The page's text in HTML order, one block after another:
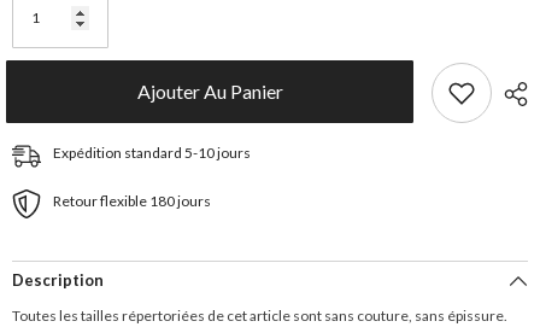
Ajouter Au Panier
Expédition standard 5-10 jours
Retour flexible 180 jours
Description
Toutes les tailles répertoriées de cet article sont sans couture, sans épissure.